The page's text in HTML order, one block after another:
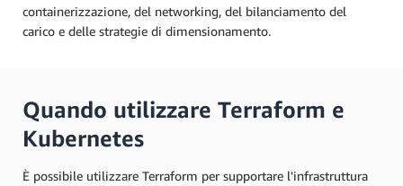
containerizzazione, del networking, del bilanciamento del
carico e delle strategie di dimensionamento.
Quando utilizzare Terraform e
Kubernetes
È possibile utilizzare Terraform per supportare l'infrastruttura